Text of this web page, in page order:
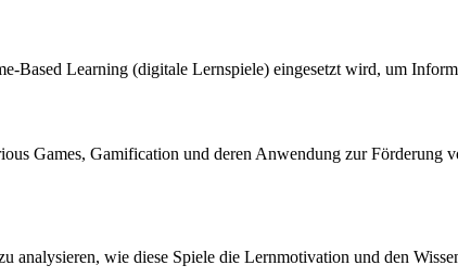
Based Learning (digitale Lernspiele) eingesetzt wird, um
Games, Gamification und deren Anwendung zur Förderung
wie diese Spiele die Lernmotivation und den